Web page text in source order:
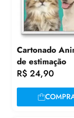
Cartonado
de estimação
R$ 24,90